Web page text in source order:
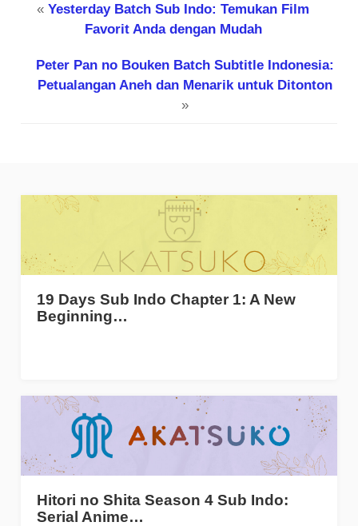
« Yesterday Batch Sub Indo: Temukan Film
Favorit Anda dengan Mudah
Peter Pan no Bouken Batch Subtitle Indonesia:
Petualangan Aneh dan Menarik untuk Ditonton
»
19 Days Sub Indo Chapter 1: A New
Beginning…
Hitori no Shita Season 4 Sub Indo:
Serial Anime…